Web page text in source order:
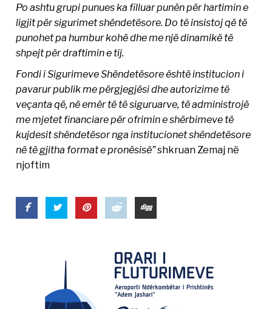
Po ashtu grupi punues ka filluar punën për hartimin e
ligjit për sigurimet shëndetësore. Do të insistoj që të
punohet pa humbur kohë dhe me një dinamikë të
shpejt për draftimin e tij.
Fondi i Sigurimeve Shëndetësore është institucion i
pavarur publik me përgjegjësi dhe autorizime të
veçanta që, në emër të të siguruarve, të administrojë
me mjetet financiare për ofrimin e shërbimeve të
kujdesit shëndetësor nga institucionet shëndetësore
në të gjitha format e pronësisë”shkruan Zemaj në
njoftim